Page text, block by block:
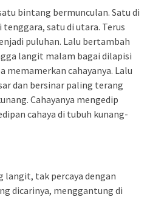
bintang bermunculan. Satu di
satu di utara. Terus
puluhan. Lalu bertambah
langit malam bagai dilapisi
memamerkan cahayanya. Lalu
dan bersinar paling terang
Cahayanya mengedip
cahaya di tubuh kunang-
langit, tak percaya dengan
dicarinya, menggantung di